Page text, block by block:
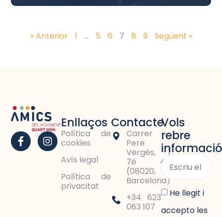
« Anterior 1 … 5 6 7 8 9 Següent »
Enllaços
Política de
cookies
Avís legal
Política de
privacitat
Contacte
Carrer
Pere
Vergés, 1
7è 4a
(08020,
Barcelona)
+34 623
063 107
Vols
rebre
He llegit i
accepto les